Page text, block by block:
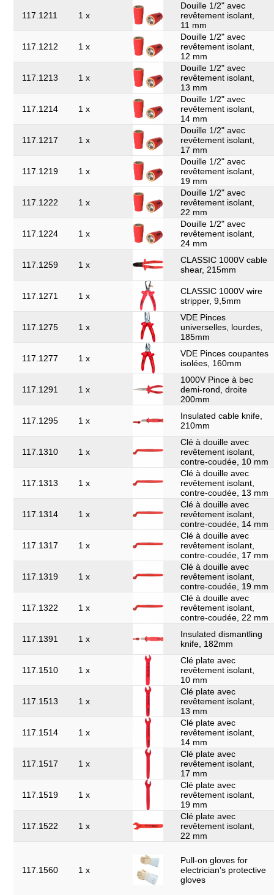
117.1211 1 x
Douille 1/2" avec
revêtement isolant,
11 mm
117.1212 1 x
Douille 1/2" avec
revêtement isolant,
12 mm
117.1213 1 x
Douille 1/2" avec
revêtement isolant,
13 mm
117.1214 1 x
Douille 1/2" avec
revêtement isolant,
14 mm
117.1217 1 x
Douille 1/2" avec
revêtement isolant,
17 mm
117.1219 1 x
Douille 1/2" avec
revêtement isolant,
19 mm
117.1222 1 x
Douille 1/2" avec
revêtement isolant,
22 mm
117.1224 1 x
Douille 1/2" avec
revêtement isolant,
24 mm
117.1259 1 x
CLASSIC 1000V cable
shear, 215mm
117.1271 1 x
CLASSIC 1000V wire
stripper, 9,5mm
117.1275 1 x
VDE Pinces
universelles, lourdes,
185mm
117.1277 1 x
VDE Pinces coupantes
isolées, 160mm
117.1291 1 x
1000V Pince à bec
demi-rond, droite
200mm
117.1295 1 x
Insulated cable knife,
210mm
117.1310 1 x
Clé à douille avec
revêtement isolant,
contre-coudée, 10 mm
117.1313 1 x
Clé à douille avec
revêtement isolant,
contre-coudée, 13 mm
117.1314 1 x
Clé à douille avec
revêtement isolant,
contre-coudée, 14 mm
117.1317 1 x
Clé à douille avec
revêtement isolant,
contre-coudée, 17 mm
117.1319 1 x
Clé à douille avec
revêtement isolant,
contre-coudée, 19 mm
117.1322 1 x
Clé à douille avec
revêtement isolant,
contre-coudée, 22 mm
117.1391 1 x
Insulated dismantling
knife, 182mm
117.1510 1 x
Clé plate avec
revêtement isolant,
10 mm
117.1513 1 x
Clé plate avec
revêtement isolant,
13 mm
117.1514 1 x
Clé plate avec
revêtement isolant,
14 mm
117.1517 1 x
Clé plate avec
revêtement isolant,
17 mm
117.1519 1 x
Clé plate avec
revêtement isolant,
19 mm
117.1522 1 x
Clé plate avec
revêtement isolant,
22 mm
117.1560 1 x
Pull-on gloves for
electrician's protective
gloves